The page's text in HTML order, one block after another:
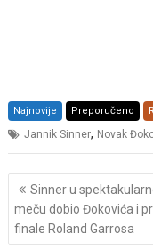
Najnovije Preporučeno
Jannik Sinner, Novak
Post
navigation
Sinner u
meču dobio Đokovića i
finale Roland Garrosa